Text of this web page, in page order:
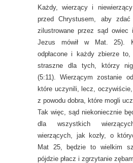
Każdy, wierzący i
przed Chrystusem, aby
zilustrowane przez sąd owiec
Jezus mówił w Mat. 25).
odpłacone i każdy zbierze
straszne dla tych, którzy
(5:11). Wierzącym zostanie
które uczynili, lecz,
z powodu dobra, które mogli
Tak więc, sąd niekoniecznie
dla wszystkich
wierzących, jak kozły, o
Mat 25, będzie to wielkim
pójdzie płacz i zgrzytanie